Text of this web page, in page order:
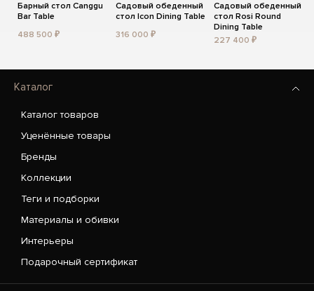
Барный стол Canggu
Bar Table
488 500 ₽
Садовый обеденный
стол Icon Dining Table
316 000 ₽
Садовый обеденный
стол Rosi Round
Dining Table
227 400 ₽
Каталог
Каталог товаров
Уценённые товары
Бренды
Коллекции
Теги и подборки
Материалы и обивки
Интерьеры
Подарочный сертификат